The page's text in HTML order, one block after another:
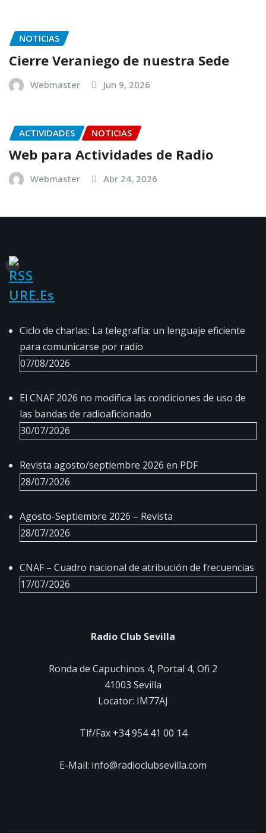
NOTICIAS
Cierre Veraniego de nuestra Sede
Webmaster Jun 9, 2026
ACTIVIDADES NOTICIAS
Web para Actividades de Radio
Webmaster Abr 24, 2026
URE.es
Ciclo de charlas: La telegrafía: un lenguaje eficiente
para comunicarse por radio
07/08/2026
El CNAF 2026 no modifica las condiciones de uso de
las bandas de radioaficionado
30/07/2026
Revista agosto/septiembre 2026 en PDF
28/07/2026
Agosto-Septiembre 2026 – Revista
28/07/2026
CNAF – Cuadro nacional de atribución de frecuencias
17/07/2026
Radio Club Sevilla
Ronda de Capuchinos 4, Portal 4, Ofi 2
41003 Sevilla
Locator: IM77AJ
Tlf/Fax +34 954 41 00 14
E-Mail: info@radioclubsevilla.com